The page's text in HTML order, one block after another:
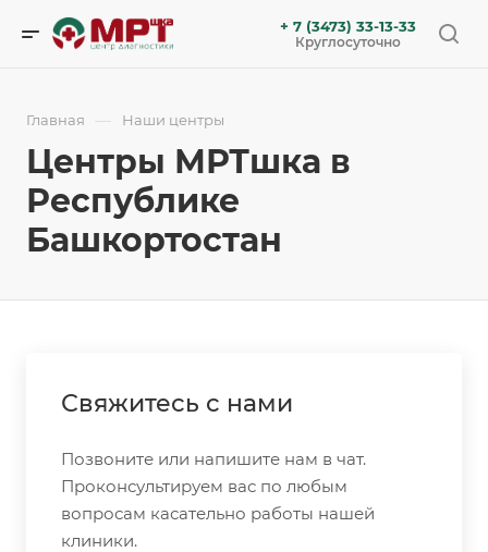
+ 7 (3473) 33-13-33
Круглосуточно
Главная — Наши центры
Центры МРТшка в
Республике
Башкортостан
Свяжитесь с нами
Позвоните или напишите нам в чат.
Проконсультируем вас по любым
вопросам касательно работы нашей
клиники.